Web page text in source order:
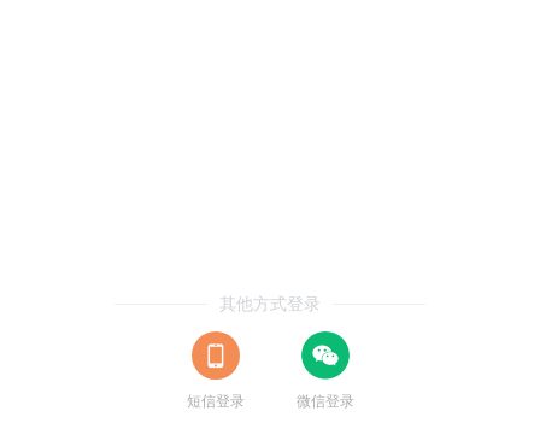
其他方式登录
短信登录 微信登录